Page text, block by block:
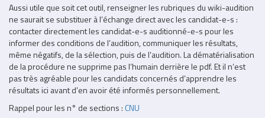
Aussi utile que soit cet outil, renseigner les rubriques du wiki-audition
ne saurait se substituer à l’échange direct avec les candidat-e-s :
contacter directement les candidat-e-s auditionné-e-s pour les
informer des conditions de l’audition, communiquer les résultats,
même négatifs, de la sélection, puis de l’audition. La dématérialisation
de la procédure ne supprime pas l’humain derrière le pdf. Et il n’est
pas très agréable pour les candidats concernés d’apprendre les
résultats ici avant d’en avoir été informés personnellement.
Rappel pour les n° de sections : CNU